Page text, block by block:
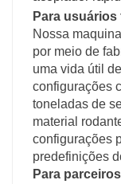
Para usuários
Nossa
por meio de
uma vida útil
configurações
toneladas de
material
configurações
predefinições
Para